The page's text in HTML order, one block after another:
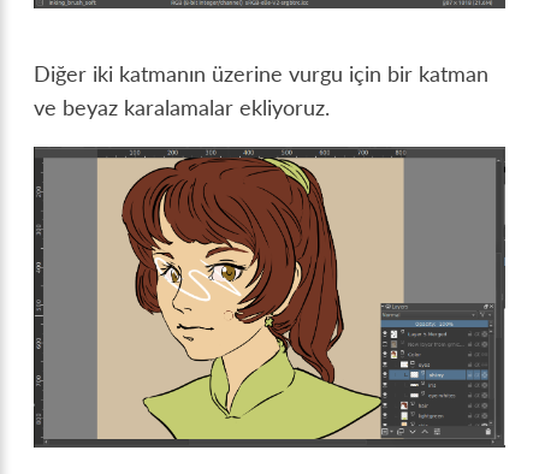
Diğer iki katmanın üzerine vurgu için bir katman
ve beyaz karalamalar ekliyoruz.